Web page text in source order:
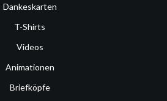
Dankeskarten
T-Shirts
Videos
Animationen
Briefköpfe